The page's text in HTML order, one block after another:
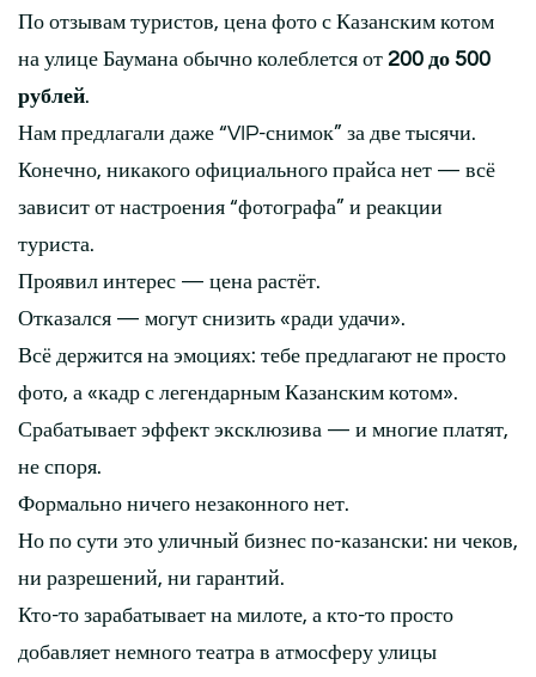
По отзывам туристов, цена фото с Казанским котом
на улице Баумана обычно колеблется от 200 до 500
рублей.
Нам предлагали даже “VIP-снимок” за две тысячи.
Конечно, никакого официального прайса нет — всё
зависит от настроения “фотографа” и реакции
туриста.
Проявил интерес — цена растёт.
Отказался — могут снизить «ради удачи».
Всё держится на эмоциях: тебе предлагают не просто
фото, а «кадр с легендарным Казанским котом».
Срабатывает эффект эксклюзива — и многие платят,
не споря.
Формально ничего незаконного нет.
Но по сути это уличный бизнес по-казански: ни чеков,
ни разрешений, ни гарантий.
Кто-то зарабатывает на милоте, а кто-то просто
добавляет немного театра в атмосферу улицы